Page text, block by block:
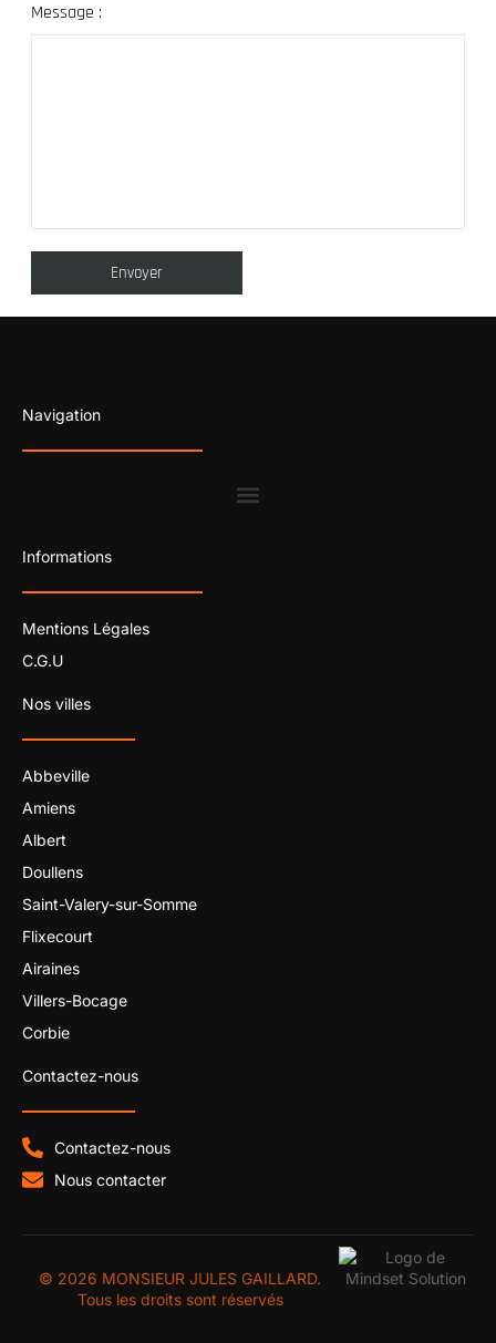
Message :
Navigation
Informations
Mentions Légales
C.G.U
Nos villes
Abbeville
Amiens
Albert
Doullens
Saint-Valery-sur-Somme
Flixecourt
Airaines
Villers-Bocage
Corbie
Contactez-nous
Contactez-nous
Nous contacter
© 2026 MONSIEUR JULES GAILLARD.
Tous les droits sont réservés